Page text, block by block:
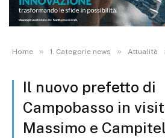
Home » 1. Categorie news » Attualità
Il nuovo prefetto di
Campobasso in
Massimo e